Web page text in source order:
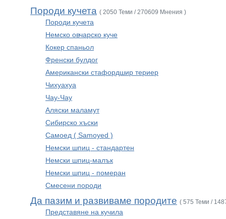
Породи кучета ( 2050 Теми / 270609 Мнения )
Породи кучета
Немско овчарско куче
Кокер спаньол
Френски булдог
Американски стафордшир териер
Чихуахуа
Чау-Чау
Аляски маламут
Сибирско хъски
Самоед ( Samoyed )
Немски шпиц - стандартен
Немски шпиц-малък
Немски шпиц - померан
Смесени породи
Да пазим и развиваме породите ( 575 Теми /
Представяне на кучила